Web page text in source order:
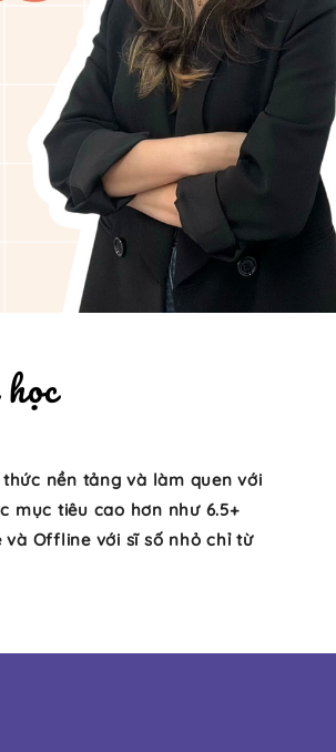
nền tảng và làm quen với
mục tiêu cao hơn như 6.5+
Offline với sĩ số nhỏ chỉ từ